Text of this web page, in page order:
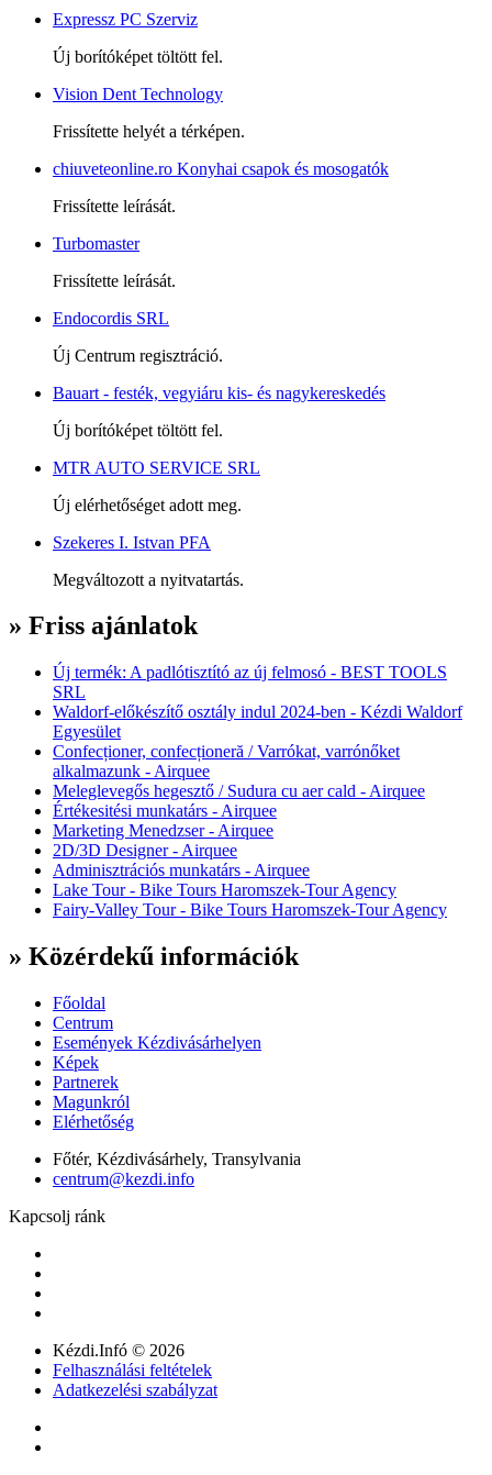
Expressz PC Szerviz
Új borítóképet töltött fel.
Vision Dent Technology
Frissítette helyét a térképen.
chiuveteonline.ro Konyhai csapok és mosogatók
Frissítette leírását.
Turbomaster
Frissítette leírását.
Endocordis SRL
Új Centrum regisztráció.
Bauart - festék, vegyiáru kis- és nagykereskedés
Új borítóképet töltött fel.
MTR AUTO SERVICE SRL
Új elérhetőséget adott meg.
Szekeres I. Istvan PFA
Megváltozott a nyitvatartás.
» Friss ajánlatok
Új termék: A padlótisztító az új felmosó - BEST TOOLS
SRL
Waldorf-előkészítő osztály indul 2024-ben - Kézdi Waldorf
Egyesület
Confecționer, confecționeră / Varrókat, varrónőket
alkalmazunk - Airquee
Meleglevegős hegesztő / Sudura cu aer cald - Airquee
Értékesitési munkatárs - Airquee
Marketing Menedzser - Airquee
2D/3D Designer - Airquee
Adminisztrációs munkatárs - Airquee
Lake Tour - Bike Tours Haromszek-Tour Agency
Fairy-Valley Tour - Bike Tours Haromszek-Tour Agency
» Közérdekű információk
Főoldal
Centrum
Események Kézdivásárhelyen
Képek
Partnerek
Magunkról
Elérhetőség
Főtér, Kézdivásárhely, Transylvania
centrum@kezdi.info
Kapcsolj ránk
Kézdi.Infó © 2026
Felhasználási feltételek
Adatkezelési szabályzat